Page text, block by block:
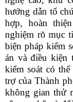
hướng dẫn tổ
hợp, hoàn
nghiệm rõ mục
biện pháp kiểm
án và điều kiện
kiểm soát có
trợ của Thành
không gian thử